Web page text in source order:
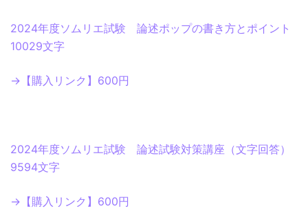
2024年度ソムリエ試験 論述ポップの書き方とポイント
10029文字
→【購入リンク】600円
2024年度ソムリエ試験 論述試験対策講座（文字回答）
9594文字
→【購入リンク】600円